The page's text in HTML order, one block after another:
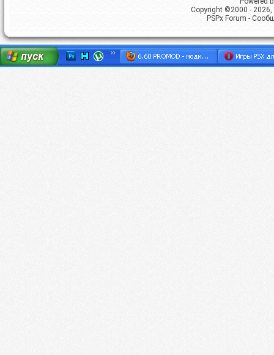
Copyright ©2000 -
PSPx Forum -